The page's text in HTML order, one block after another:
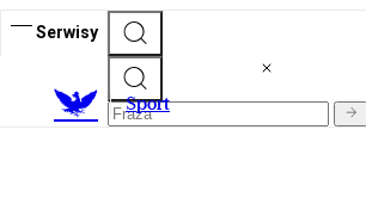
Serwisy
Sport